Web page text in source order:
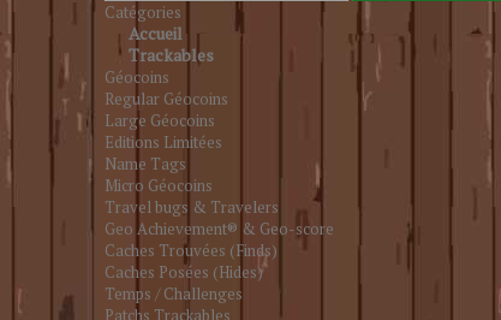
Catégories
Accueil
Trackables
Géocoins
Regular Géocoins
Large Géocoins
Editions Limitées
Name Tags
Micro Géocoins
Travel bugs & Travelers
Geo Achievement® & Geo-score
Caches Trouvées (Finds)
Caches Posées (Hides)
Temps / Challenges
Patchs Trackables